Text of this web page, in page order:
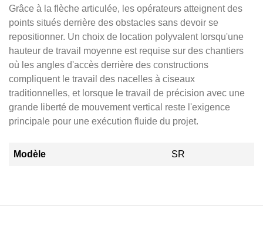
Grâce à la flèche articulée, les opérateurs atteignent des
points situés derrière des obstacles sans devoir se
repositionner. Un choix de location polyvalent lorsqu'une
hauteur de travail moyenne est requise sur des chantiers
où les angles d'accès derrière des constructions
compliquent le travail des nacelles à ciseaux
traditionnelles, et lorsque le travail de précision avec une
grande liberté de mouvement vertical reste l'exigence
principale pour une exécution fluide du projet.
Modèle SR